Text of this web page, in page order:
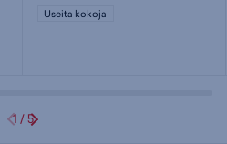
Useita kokoja
1 /5